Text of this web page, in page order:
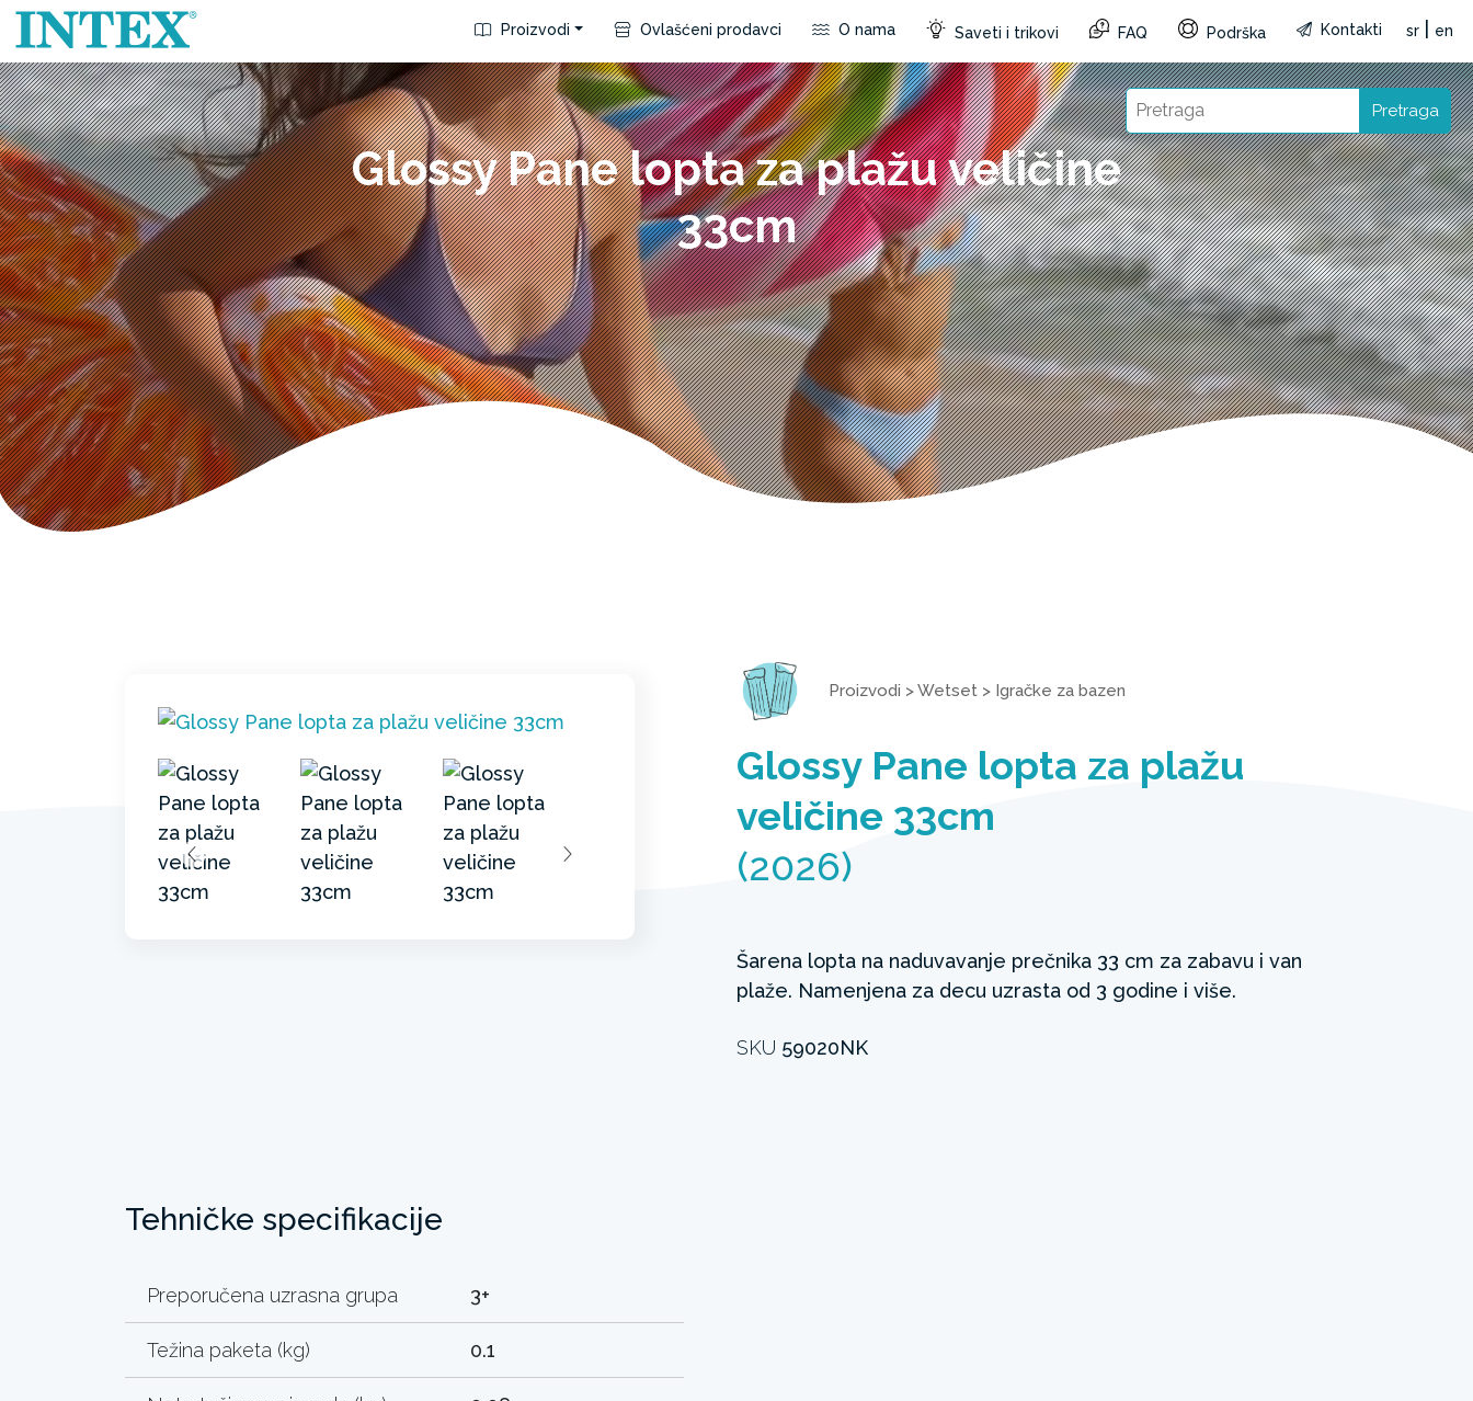
Proizvodi Ovlašćeni prodavci O nama Saveti i trikovi FAQ Podrška Kontakti sr en
Pretraga
Glossy Pane lopta za plažu veličine
33cm
Proizvodi >Wetset > Igračke za bazen
Glossy Pane lopta za plažu
veličine 33cm
(2026)
Šarena lopta na naduvavanje prečnika 33 cm za zabavu i van
plaže. Namenjena za decu uzrasta od 3 godine i više.
SKU 59020NK
Tehničke specifikacije
Preporučena uzrasna grupa 3+
Težina paketa (kg) 0.1